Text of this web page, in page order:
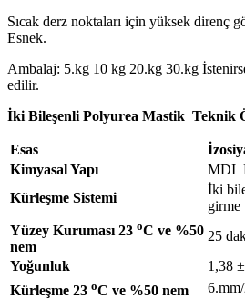
Sıcak derz noktaları için yüksek direnç
Esnek.
Ambalaj: 5.kg 10 kg 20.kg 30.kg
edilir.
İki Bileşenli Polyurea Mastik Teknik
Esas
Kimyasal Yapı
MDI
Kürleşme Sistemi
İki
girme
Yüzey Kuruması 23 oC ve %50
nem
25
Yoğunluk
1,38
Kürleşme 23 oC ve %50 nem